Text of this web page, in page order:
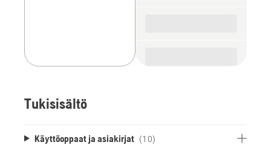
Tukisisältö
Käyttöoppaat ja asiakirjat (10)